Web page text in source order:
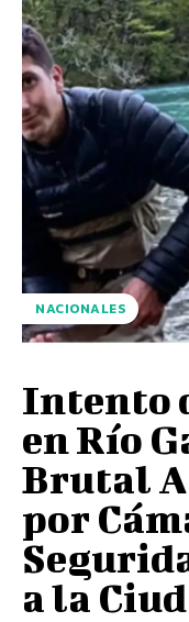
NACIONALES
Intento
en Río
Brutal
por
a la